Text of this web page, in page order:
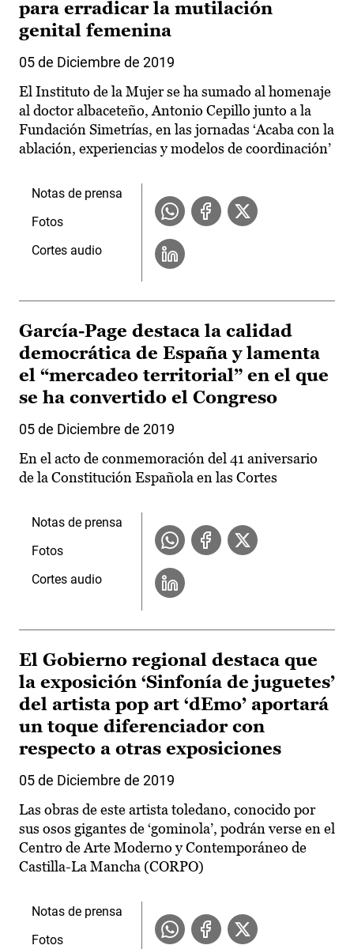
para erradicar la mutilación
genital femenina
05 de Diciembre de 2019
El Instituto de la Mujer se ha sumado al homenaje
al doctor albaceteño, Antonio Cepillo junto a la
Fundación Simetrías, en las jornadas ‘Acaba con la
ablación, experiencias y modelos de coordinación’
Notas de prensa
Fotos
Cortes audio
García-Page destaca la calidad
democrática de España y lamenta
el “mercadeo territorial” en el que
se ha convertido el Congreso
05 de Diciembre de 2019
En el acto de conmemoración del 41 aniversario
de la Constitución Española en las Cortes
Notas de prensa
Fotos
Cortes audio
El Gobierno regional destaca que
la exposición ‘Sinfonía de juguetes’
del artista pop art ‘dEmo’ aportará
un toque diferenciador con
respecto a otras exposiciones
05 de Diciembre de 2019
Las obras de este artista toledano, conocido por
sus osos gigantes de ‘gominola’, podrán verse en el
Centro de Arte Moderno y Contemporáneo de
Castilla-La Mancha (CORPO)
Notas de prensa
Fotos